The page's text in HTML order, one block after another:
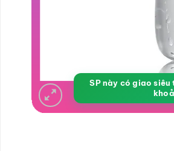
SP này có giao